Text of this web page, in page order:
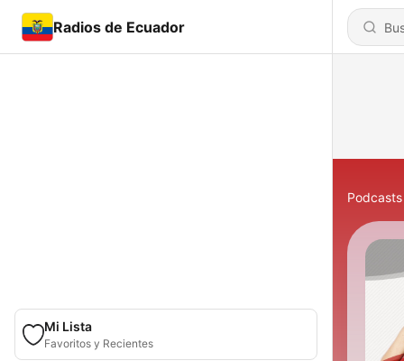
Radios de Ecuador
Mi Lista
Favoritos y Recientes
Podcasts